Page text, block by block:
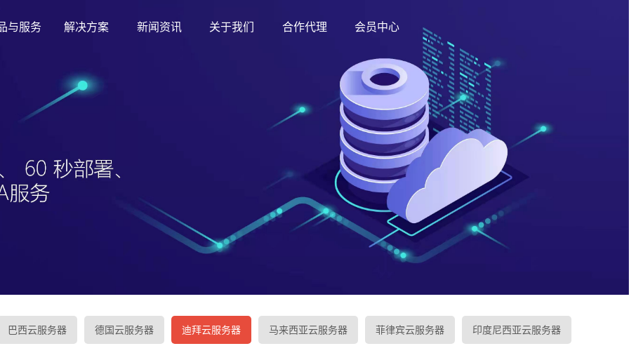
与服务 解决方案 新闻资讯 关于我们 合作代理 会员中心
巴西云服务器 德国云服务器 迪拜云服务器 马来西亚云服务器 菲律宾云服务器 印度尼西亚云服务器